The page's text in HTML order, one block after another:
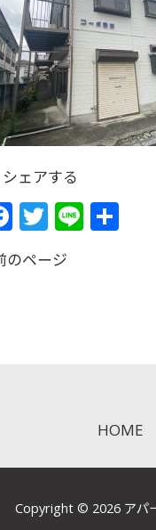
シェアする
Facebook
Twitter
Line共
のページ
HOME
Copyright © 2026 アパ